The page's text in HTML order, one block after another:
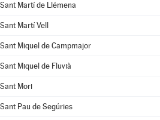
Sant Martí de Llémena
Sant Martí Vell
Sant Miquel de Campmajor
Sant Miquel de Fluvià
Sant Mori
Sant Pau de Segúries